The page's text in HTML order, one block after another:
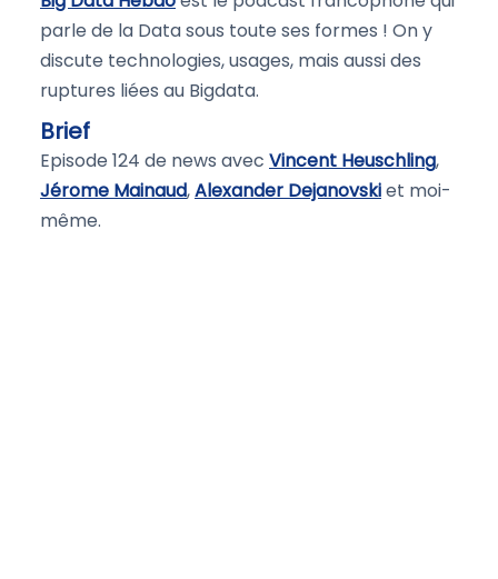
parle de la Data sous toute ses formes ! On y
discute technologies, usages, mais aussi des
ruptures liées au Bigdata.
Brief
Episode 124 de news avec Vincent Heuschling,
Jérome Mainaud,Alexander Dejanovskiet moi-
même.